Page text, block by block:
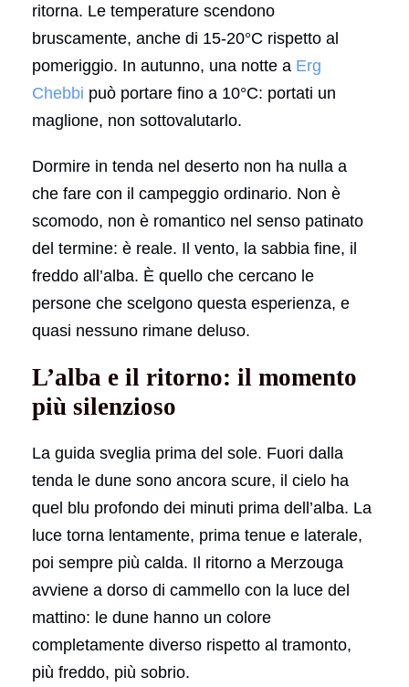
ritorna. Le temperature scendono
bruscamente, anche di 15-20°C rispetto al
pomeriggio. In autunno, una notte a Erg
Chebbi può portare fino a 10°C: portati un
maglione, non sottovalutarlo.
Dormire in tenda nel deserto non ha nulla a
che fare con il campeggio ordinario. Non è
scomodo, non è romantico nel senso patinato
del termine: è reale. Il vento, la sabbia fine, il
freddo all’alba. È quello che cercano le
persone che scelgono questa esperienza, e
quasi nessuno rimane deluso.
L’alba e il ritorno: il momento
più silenzioso
La guida sveglia prima del sole. Fuori dalla
tenda le dune sono ancora scure, il cielo ha
quel blu profondo dei minuti prima dell’alba. La
luce torna lentamente, prima tenue e laterale,
poi sempre più calda. Il ritorno a Merzouga
avviene a dorso di cammello con la luce del
mattino: le dune hanno un colore
completamente diverso rispetto al tramonto,
più freddo, più sobrio.